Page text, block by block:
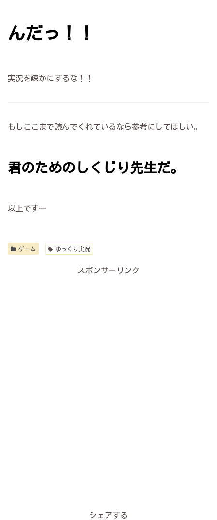
んだっ！！
実況を疎かにするな！！
もしここまで読んでくれているなら参考にしてほしい。
君のためのしくじり先生だ。
以上ですー
ゲーム ゆっくり実況
スポンサーリンク
シェアする